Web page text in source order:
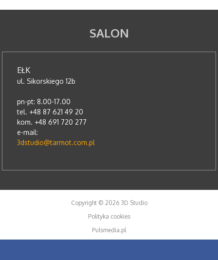
SALON
EŁK
ul. Sikorskiego 12b
pn-pt: 8.00-17.00
tel. +48 87 621 49 20
kom. +48 691 720 277
e-mail:
3dstudio@tarmot.com.pl
Copyright © 2026 3D Studio
Polityka cookies
Pulsmedia.pl